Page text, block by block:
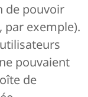
de pouvoir
par exemple).
pouvaient
de